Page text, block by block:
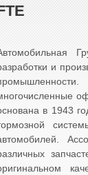
и
в 1943